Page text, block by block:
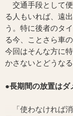
交通手段として
る人もいれば、遠
う。特に後者のタ
る今、ことさら車
今回はそんな方に
かさないとどうな
●長期間の放置はダ
「使わなければ消